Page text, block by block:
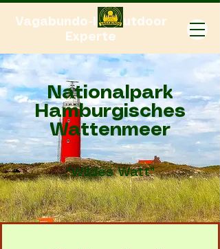
Vagabundo-Ihr Outdoor
Experte
Nationalpark
Hamburgisches
Wattenmeer
"Wildes Watt"